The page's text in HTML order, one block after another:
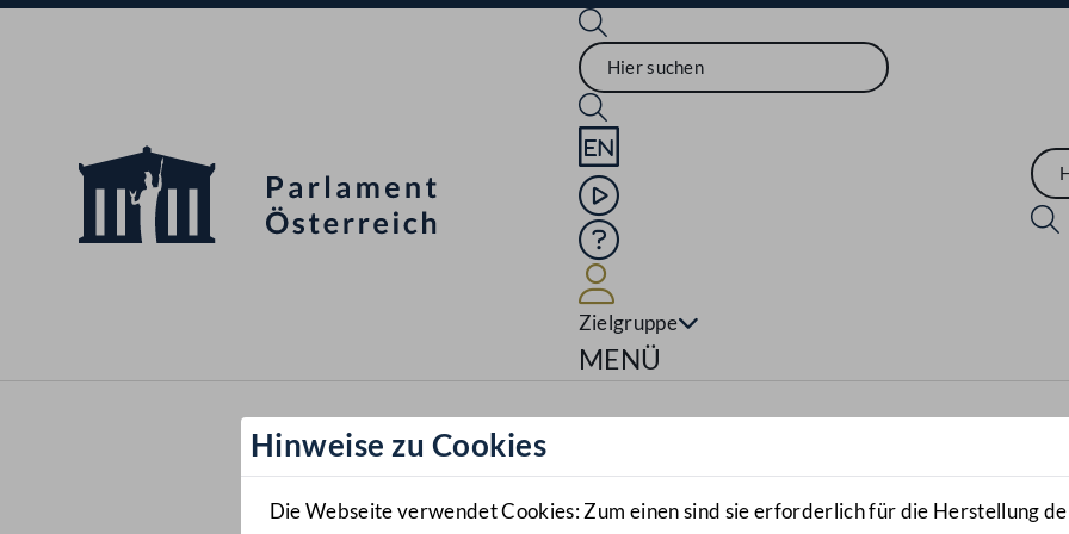
Sprache English
Mediathek
Hilfe
Zielgruppe
Navigationsmenü öffnen
MENÜ
Hinweise zu Cookies
Die Webseite verwendet Cookies: Zum einen sind sie erforderlich für die Herstellung